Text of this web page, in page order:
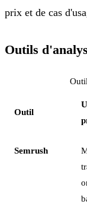
prix et de cas
Outils
Outil
Semrush